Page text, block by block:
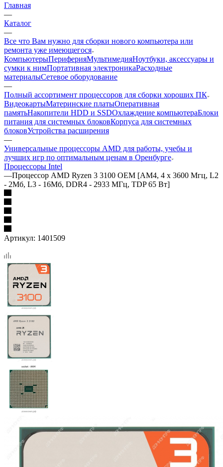
Главная
—
Каталог
—
Все что Вам нужно для сборки нового компьютера или
ремонта уже имеющегося
КомпьютерыПериферияМультимедияНоутбуки, аксессуары и
сумки к нимПортативная электроникаРасходные
материалыСетевое оборудование
—
Полный ассортимент процессоров для сборки хороших ПК
ВидеокартыМатеринские платыОперативная
памятьНакопители HDD и SSDОхлаждение компьютераБлоки
питания для системных блоковКорпуса для системных
блоковУстройства расширения
—
Универсальные процессоры AMD для работы, учебы и
лучших игр по оптимальным ценам в Оренбурге
Процессоры Intel
—Процессор AMD Ryzen 3 3100 OEM [AM4, 4 x 3600 Мгц, L2
- 2Мб, L3 - 16Мб, DDR4 - 2933 МГц, TDP 65 Вт]
Артикул: 1401509